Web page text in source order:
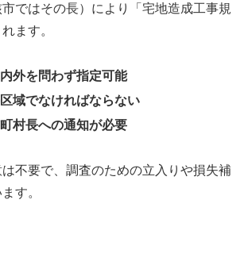
市ではその長）により「宅地造成工事規
ます。
外を問わず指定可能
域でなければならない
村長への通知が必要
不要で、調査のための立入りや損失補
す。